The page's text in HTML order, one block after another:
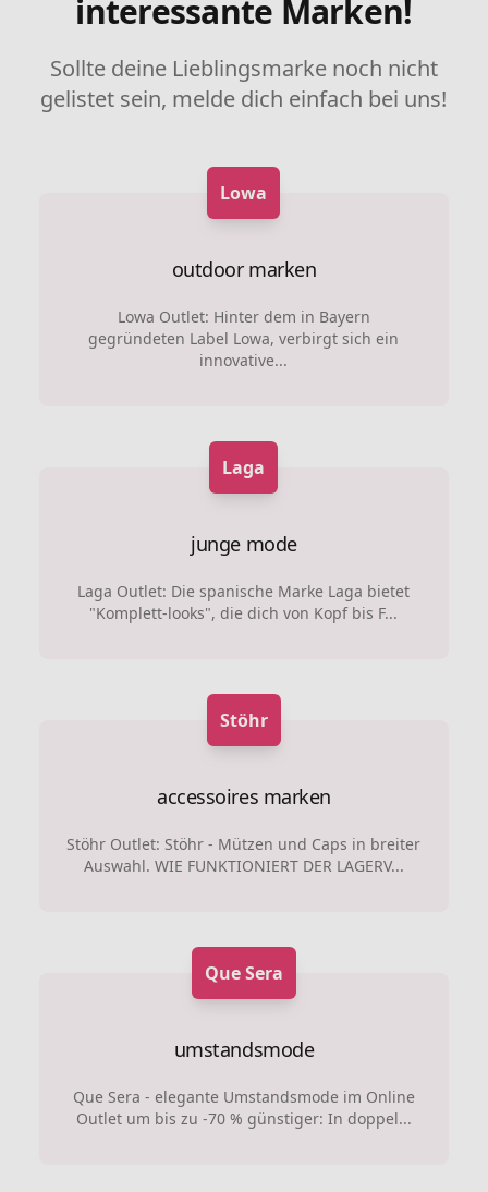
interessante Marken!
Sollte deine Lieblingsmarke noch nicht
gelistet sein, melde dich einfach bei uns!
Lowa
outdoor marken
Lowa Outlet: Hinter dem in Bayern
gegründeten Label Lowa, verbirgt sich ein
innovative...
Laga
junge mode
Laga Outlet: Die spanische Marke Laga bietet
"Komplett-looks", die dich von Kopf bis F...
Stöhr
accessoires marken
Stöhr Outlet: Stöhr - Mützen und Caps in breiter
Auswahl. WIE FUNKTIONIERT DER LAGERV...
Que Sera
umstandsmode
Que Sera - elegante Umstandsmode im Online
Outlet um bis zu -70 % günstiger: In doppel...